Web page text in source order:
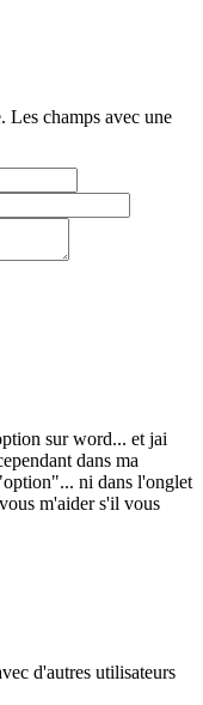
Les champs avec une
sur word... et jai
dans ma
ni dans l'onglet
m'aider s'il vous
d'autres utilisateurs